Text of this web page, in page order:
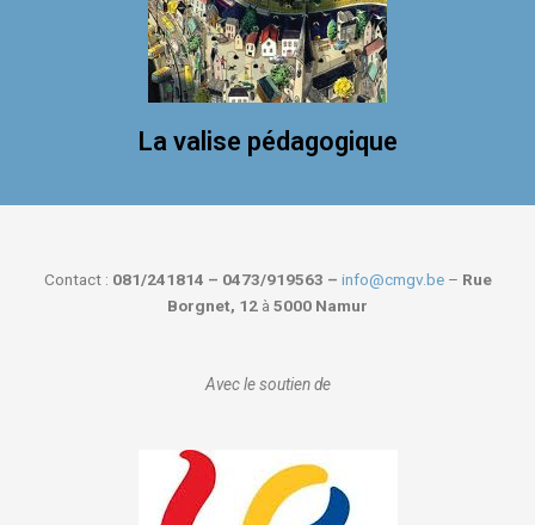
La valise pédagogique
Contact : 081/241814 – 0473/919563 – info@cmgv.be– Rue
Borgnet, 12 à 5000 Namur
Avec le soutien de